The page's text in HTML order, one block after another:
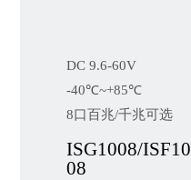
DC 9.6-60V
-40℃~+85℃
8口百兆/千兆可选
ISG1008/ISF10
08